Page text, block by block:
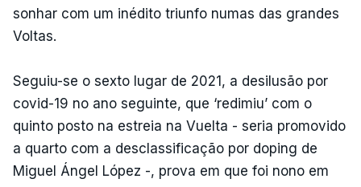
sonhar com um inédito triunfo numas das grandes
Voltas.
Seguiu-se o sexto lugar de 2021, a desilusão por
covid-19 no ano seguinte, que ‘redimiu’ com o
quinto posto na estreia na Vuelta - seria promovido
a quarto com a desclassificação por doping de
Miguel Ángel López -, prova em que foi nono em